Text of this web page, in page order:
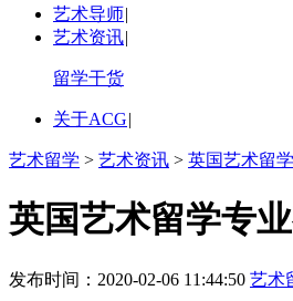
艺术导师|
艺术资讯|
留学干货
关于ACG|
艺术留学 > 艺术资讯 > 英国艺术留
英国艺术留学专
发布时间：2020-02-06 11:44:50 艺术